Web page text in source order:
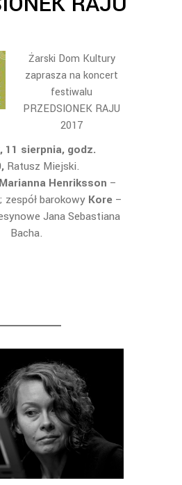
Żarski Dom Kultury
zaprasza na koncert
festiwalu
PRZEDSIONEK RAJU
2017
11 sierpnia, godz.
Ratusz Miejski.
Marianna Henriksson –
zespół barokowy Kore –
Jana Sebastiana
Bacha.